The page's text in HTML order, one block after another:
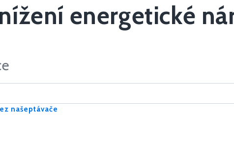
energetické
našeptávače